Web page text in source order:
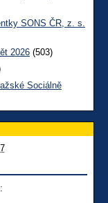
SONS ČR, z. s.
2026 (503)
Sociálně